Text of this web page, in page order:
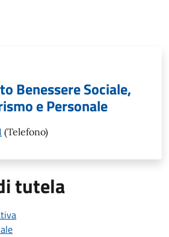
Benessere Sociale,
e Personale
(Telefono)
tutela